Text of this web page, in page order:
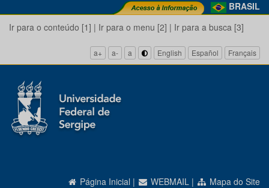
BRASIL
Ir para o conteúdo [1] | Ir para o menu [2] | Ir para a busca [3]
a+ a- a English Español Français
Página Inicial | WEBMAIL | Mapa do Site